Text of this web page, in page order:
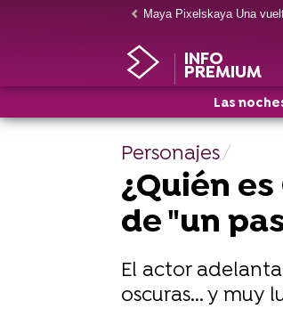
Maya Pixelskaya Una
INFO
PREMIUM
Las
Personajes
¿Quién
de "un
El actor
oscuras... y muy